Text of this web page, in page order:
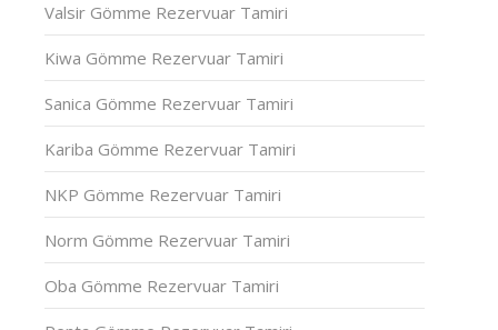
Valsir Gömme Rezervuar Tamiri
Kiwa Gömme Rezervuar Tamiri
Sanica Gömme Rezervuar Tamiri
Kariba Gömme Rezervuar Tamiri
NKP Gömme Rezervuar Tamiri
Norm Gömme Rezervuar Tamiri
Oba Gömme Rezervuar Tamiri